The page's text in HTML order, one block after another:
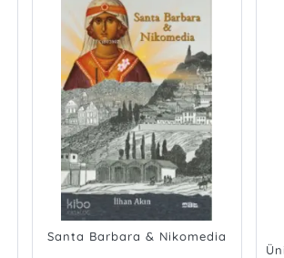
Santa Barbara & Nikomedia